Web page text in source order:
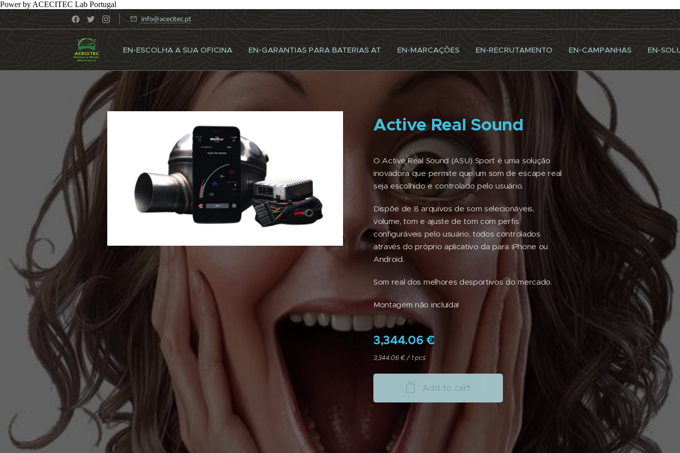
Power by ACECITEC Lab Portugal
info@acecitec.pt
EN-ESCOLHA A SUA OFICINA EN-GARANTIAS PARA BATERIAS AT EN-MARCAÇÕES EN-RECRUTAMENTO EN-CAMPANHAS EN-
Active Real Sound
O Active Real Sound (ASU) Sport é uma solução
inovadora que permite que um som de escape real
seja escolhido e controlado pelo usuário.
Dispõe de 8 arquivos de som selecionáveis,
volume, tom e ajuste de tom com perfis
configuráveis pelo usuário, todos controlados
através do próprio aplicativo da para iPhone ou
Android.
Som real dos melhores desportivos do mercado.
Montagem não incluída!
3,344.06€
3,344.06 € / 1 pcs
Add to cart